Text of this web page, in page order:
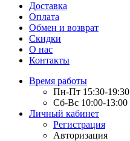
Доставка
Оплата
Обмен и возврат
Скидки
О нас
Контакты
Время работы
Пн-Пт 15:30-19:30
Сб-Вс 10:00-13:00
Личный кабинет
Регистрация
Авторизация